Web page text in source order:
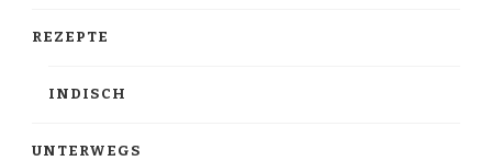
REZEPTE
INDISCH
UNTERWEGS